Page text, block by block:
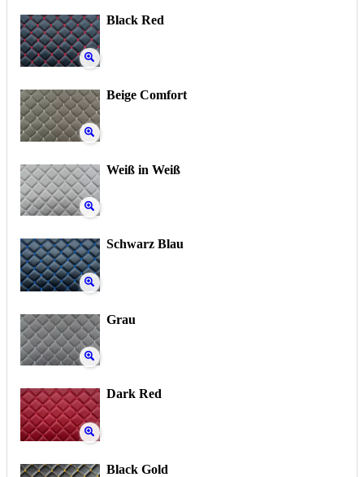
Black Red
Beige Comfort
Weiß in Weiß
Schwarz Blau
Grau
Dark Red
Black Gold